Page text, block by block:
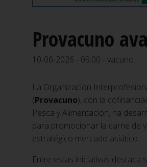
Provacuno
10-06-2026 - 09:00 - vacuno
La Organización
(Provacuno), con la
Pesca y Alimentación, ha
para promocionar la carne de
estratégico mercado asiático.
Entre estas iniciativas destaca